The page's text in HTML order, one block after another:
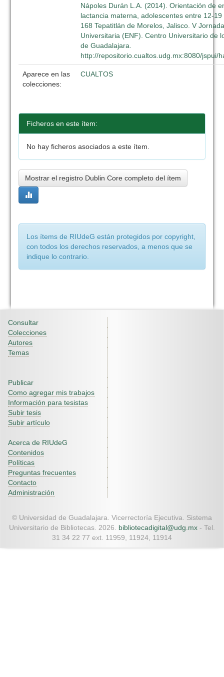
Nápoles Durán L.A. (2014). Orientación de
lactancia materna, adolescentes entre 12-
168 Tepatitlán de Morelos, Jalisco. V
Universitaria (ENF). Centro Universitario de
de Guadalajara.
http://repositorio.cualtos.udg.mx:8080/jspui/
Aparece en las
colecciones:
CUALTOS
Ficheros en este ítem:
No hay ficheros asociados a este ítem.
Mostrar el registro Dublin Core completo del ítem
Los ítems de RIUdeG están protegidos por copyright,
con todos los derechos reservados, a menos que se
indique lo contrario.
Consultar
Colecciones
Autores
Temas
Publicar
Como agregar mis trabajos
Información para tesistas
Subir tesis
Subir artículo
Acerca de RIUdeG
Contenidos
Políticas
Preguntas frecuentes
Contacto
Administración
© Universidad de Guadalajara. Vicerrectoría Ejecutiva. Sistema
Universitario de Bibliotecas. 2026. bibliotecadigital@udg.mx - Tel.
31 34 22 77 ext. 11959, 11924, 11914